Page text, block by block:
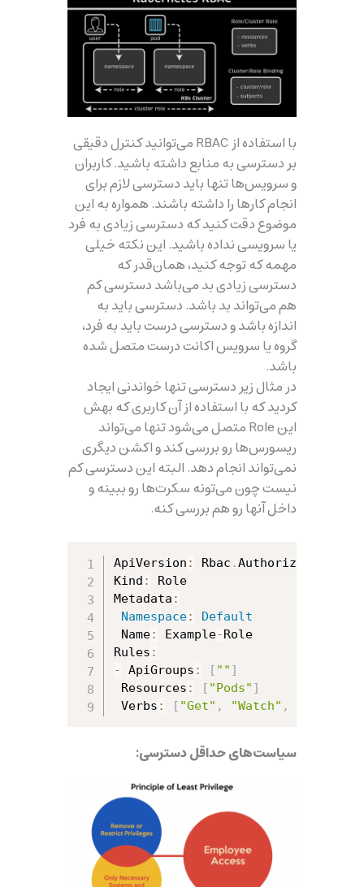
با استفاده از RBAC می‌توانید کنترل دقیقی
بر دسترسی به منابع داشته باشید. کاربران
و سرویس‌ها تنها باید دسترسی لازم برای
انجام کارها را داشته باشند. همواره به این
موضوع دقت کنید که دسترسی زیادی به فرد
یا سرویسی نداده باشید. این نکته‌ خیلی
مهمه که توجه کنید، همان‌قدر که
دسترسی زیادی بد می‌باشد دسترسی کم
هم می‌تواند بد باشد. دسترسی باید به
اندازه‌ باشد و دسترسی درست باید به فرد،
گروه یا سرویس اکانت درست متصل شده
باشد.
در مثال زیر دسترسی تنها خواندنی ایجاد
کردید که با استفاده از آن کاربری که بهش
این Role متصل می‌شود تنها می‌تواند
ریسورس‌ها رو بررسی کند و اکشن دیگری
نمی‌تواند انجام دهد. البته این دسترسی کم
نیست چون می‌تونه سکرت‌ها رو ببینه و
داخل آنها رو هم بررسی کنه.
ApiVersion : Rbac .Authorization
Kind :
Role
Metadata :
Namespace:
Default
Name: Example- Role
Rules :
-
ApiGroups : [ "" ]
Resources : [ "pods" ]
Verbs : [ "get" , "watch" ,
سیاست‌های حداقل دسترسی: